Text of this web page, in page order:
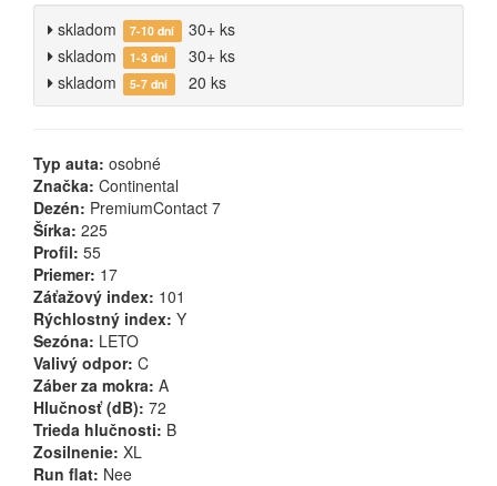
skladom 7-10 dní
30+ ks
skladom
1-3 dni
30+ ks
skladom
5-7 dní 20 ks
Typ auta: osobné
Značka: Continental
Dezén: PremiumContact 7
Šírka: 225
Profil: 55
Priemer: 17
Záťažový index: 101
Rýchlostný index: Y
Sezóna: LETO
Valivý odpor: C
Záber za mokra: A
Hlučnosť (dB): 72
Trieda hlučnosti: B
Zosilnenie: XL
Run flat: Nee